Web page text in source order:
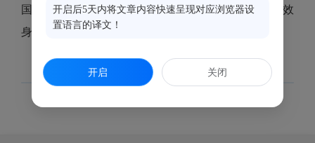
国残疾人证》、有效居民身份证以及法定监护人的有效
身份证件的复印件等材料。
开启后5天内将文章内容快速呈现对应浏览器设
置语言的译文！
开启 关闭